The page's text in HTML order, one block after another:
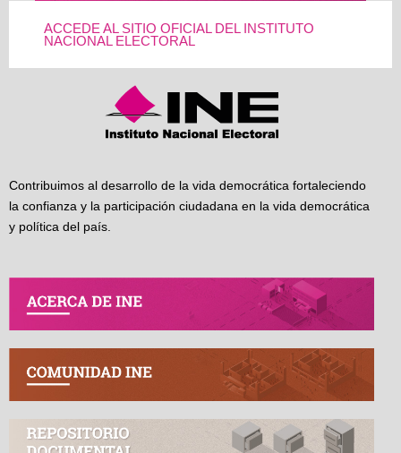
ACCEDE AL SITIO OFICIAL DEL INSTITUTO
NACIONAL ELECTORAL
Contribuimos al desarrollo de la vida democrática fortaleciendo
la confianza y la participación ciudadana en la vida democrática
y política del país.